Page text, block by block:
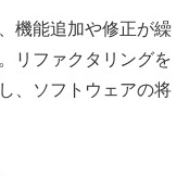
機能追加や修正が繰
リファクタリングを
、ソフトウェアの将